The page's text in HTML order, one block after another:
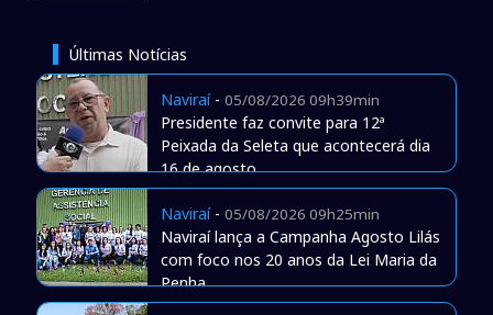
Últimas Notícias
Naviraí- 05/08/2026 09h39min
Presidente faz convite para 12ª
Peixada da Seleta que acontecerá dia
16 de agosto
Naviraí- 05/08/2026 09h25min
Naviraí lança a Campanha Agosto Lilás
com foco nos 20 anos da Lei Maria da
Penha